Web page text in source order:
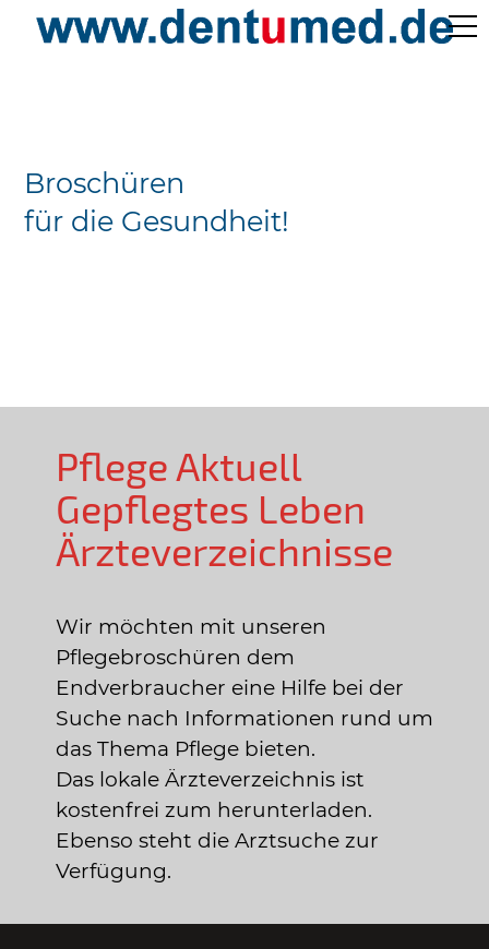
Ärzteverzeichnisse
Broschüren
für die Gesundheit!
Pflege Aktuell
Gepflegtes Leben
Ärzteverzeichnisse
Wir möchten mit unseren
Pflegebroschüren dem
Endverbraucher eine Hilfe bei der
Suche nach Informationen rund um
das Thema Pflege bieten.
Das lokale Ärzteverzeichnis ist
kostenfrei zum herunterladen.
Ebenso steht die Arztsuche zur
Verfügung.